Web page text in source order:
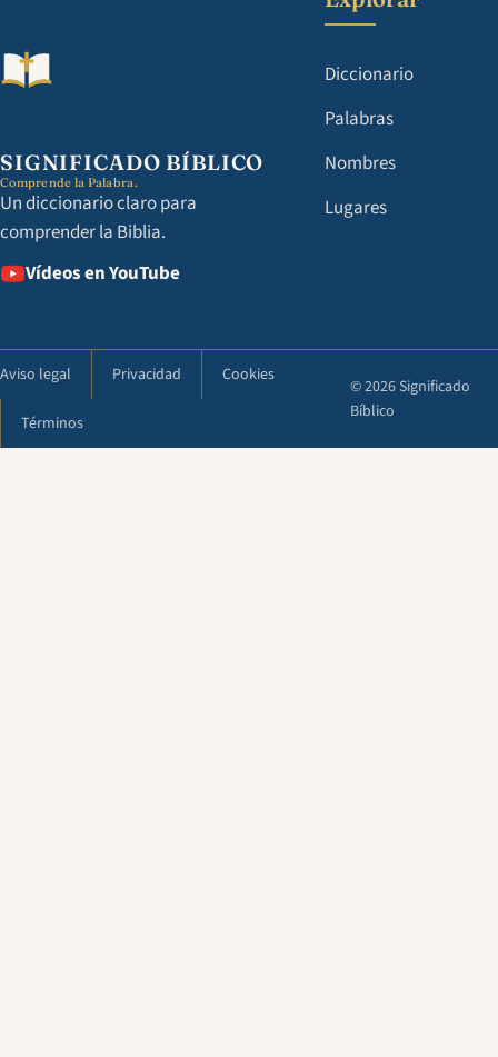
SIGNIFICADO BÍBLICO
Comprende la Palabra.
Un diccionario claro para
comprender la Biblia.
Vídeos en YouTube
Diccionario
Palabras
Nombres
Lugares
Aviso legal Privacidad Cookies
Términos
© 2026 Significado
Bíblico